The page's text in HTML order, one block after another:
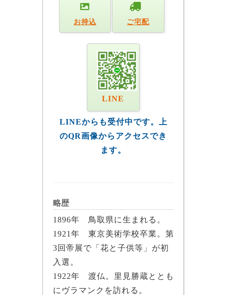
お持込 ご宅配
LINE
LINEからも受付中です。上
のQR画像からアクセスでき
ます。
略歴
1896年 鳥取県に生まれる。
1921年 東京美術学校卒業。第
3回帝展で「花と子供等」が初
入選。
1922年 渡仏。里見勝蔵ととも
にヴラマンクを訪れる。